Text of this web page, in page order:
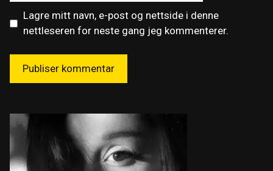
Lagre mitt navn, e-post og nettside i denne
nettleseren for neste gang jeg kommenterer.